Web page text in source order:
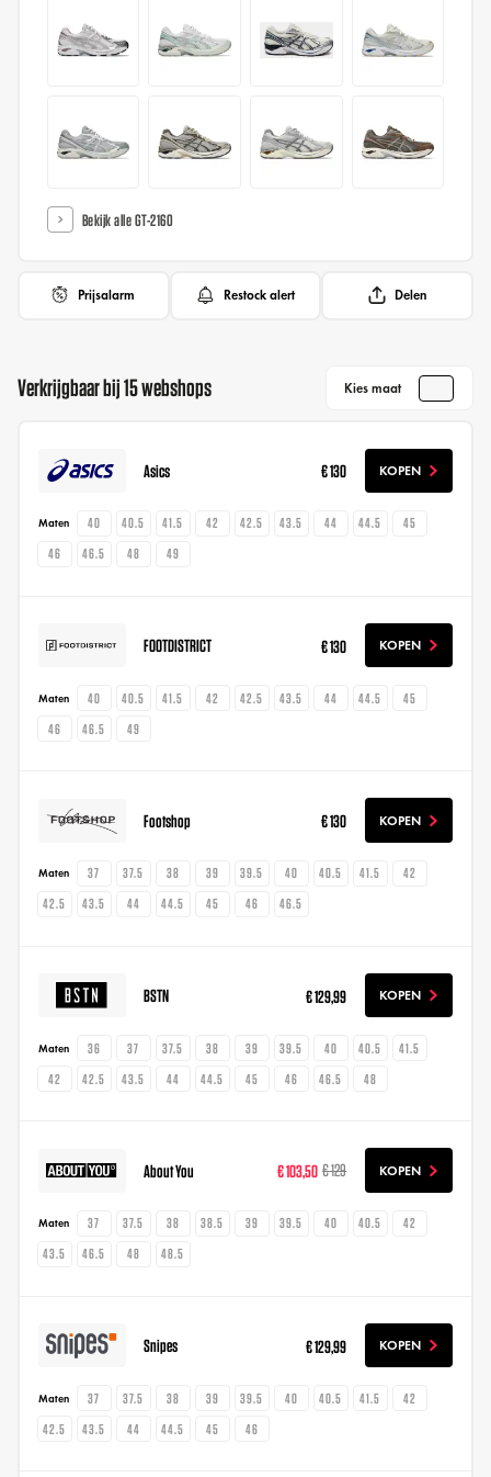
Bekijk alle GT-2160
Prijsalarm Restock alert Delen
Verkrijgbaar bij 15 webshops Kies maat
Asics € 130 KOPEN
Maten 40 40.5 41.5 42 42.5 43.5 44 44.5
45
46
46.5 48 49
FOOTDISTRICT € 130 KOPEN
Maten 40 40.5 41.5 42 42.5 43.5 44 44.5
45
46
46.5 49
Footshop € 130 KOPEN
Maten 37 37.5 38 39 39.5 40 40.5 41.5
42
42.5
43.5 44 44.5 45 46 46.5
BSTN € 129,99 KOPEN
Maten 36 37 37.5 38 39 39.5 40 40.5
41.5
42
42.5 43.5 44 44.5 45 46 46.5 48
About You € 103,50 € 129 KOPEN
Maten 37 37.5 38 38.5 39 39.5 40 40.5
42
43.5
46.5 48 48.5
Snipes € 129,99 KOPEN
Maten 37 37.5 38 39 39.5 40 40.5 41.5
42
42.5
43.5 44 44.5 45 46